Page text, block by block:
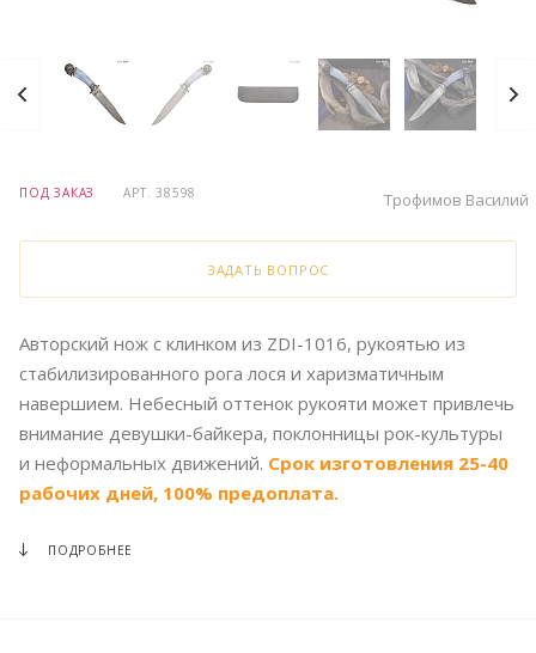
ПОД ЗАКАЗ АРТ.38598 Трофимов Василий
ЗАДАТЬ ВОПРОС
Авторский нож с клинком из ZDI-1016, рукоятью из
стабилизированного рога лося и харизматичным
навершием. Небесный оттенок рукояти может привлечь
внимание девушки-байкера, поклонницы рок-культуры
и неформальных движений. Срок изготовления 25-40
рабочих дней, 100% предоплата.
ПОДРОБНЕЕ